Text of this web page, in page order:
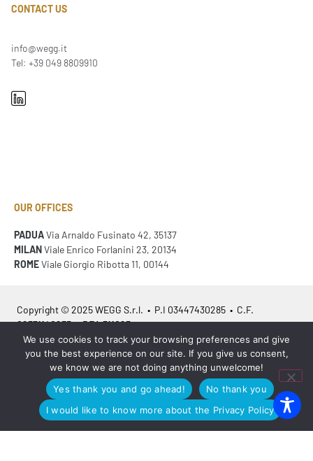
CONTACT US
info@wegg.it
Tel: +39 049 8809910
OUR OFFICES
PADUAVia Arnaldo Fusinato 42, 35137
MILANViale Enrico Forlanini 23, 20134
ROMEViale Giorgio Ribotta 11, 00144
Copyright © 2025 WEGG S.r.l. • P.I 03447430285 • C.F.
02371140233 • REA 311023
Azienda CertificataISO 9001:2015 – ITA /ISO 9001:2015– EN
We use cookies to track your browsing preferences and give
you the best experience on our site. If you give us consent,
we know we are not doing anything unwelcome!
Yes thank you and go ahead!
No thank you
I would like to know more about the Privacy Policy